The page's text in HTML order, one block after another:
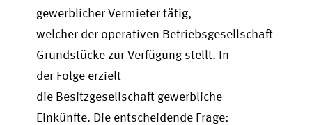
gewerblicher Vermieter tätig,
welcher der operativen Betriebsgesellschaft
Grundstücke zur Verfügung stellt. In
der Folge erzielt
die Besitzgesellschaft gewerbliche
Einkünfte. Die entscheidende Frage: